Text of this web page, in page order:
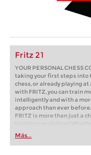
Fritz 21
YOUR PERSONAL CHESS
taking your first steps into
chess, or already playing
with FRITZ, you can train
intelligently and with a
approach than ever before.
FRITZ is more than just a
training revolution!
first steps into the world of
playing at a tournament
train more efficiently,
Más...